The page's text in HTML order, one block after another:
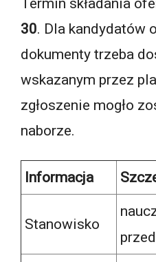
Termin składania
30. Dla kandydatów
dokumenty trzeba
wskazanym przez
zgłoszenie mogło
naborze.
Informacja
Stanowisko